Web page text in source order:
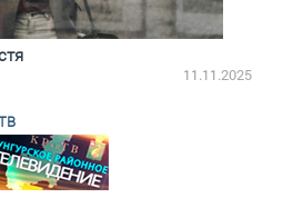
11.11.2025